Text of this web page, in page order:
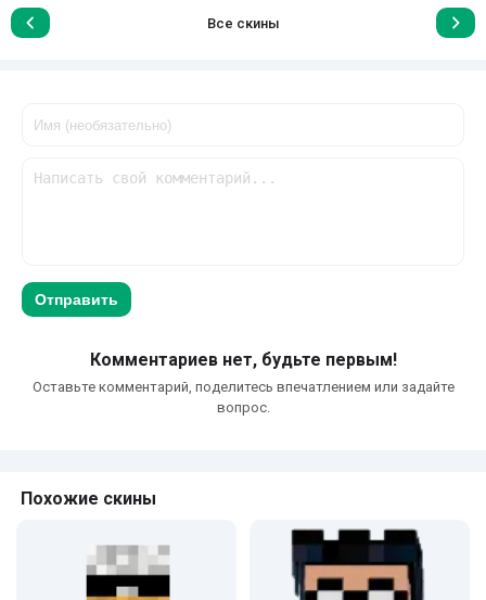
Все скины
Отправить
Комментариев нет, будьте первым!
Оставьте комментарий, поделитесь впечатлением или задайте
вопрос.
Похожие скины